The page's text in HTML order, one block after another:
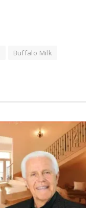
Buffalo Milk